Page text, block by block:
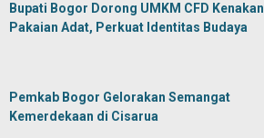
Bupati Bogor Dorong UMKM CFD Kenakan
Pakaian Adat, Perkuat Identitas Budaya
Pemkab Bogor Gelorakan Semangat
Kemerdekaan di Cisarua